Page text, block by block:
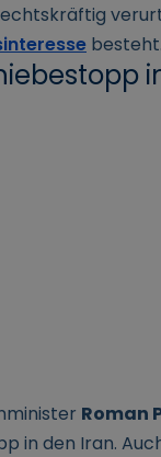
besteht.
Roman
in den Iran.